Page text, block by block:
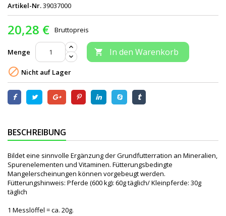
Artikel-Nr.39037000
20,28 € Bruttopreis
Menge  In den Warenkorb
 Nicht auf Lager
BESCHREIBUNG
Bildet eine sinnvolle Ergänzung der Grundfutterration an Mineralien,
Spurenelementen und Vitaminen. Fütterungsbedingte
Mangelerscheinungen können vorgebeugt werden.
Fütterungshinweis: Pferde (600 kg): 60g täglich/ Kleinpferde: 30g
täglich
1 Messlöffel = ca. 20g.